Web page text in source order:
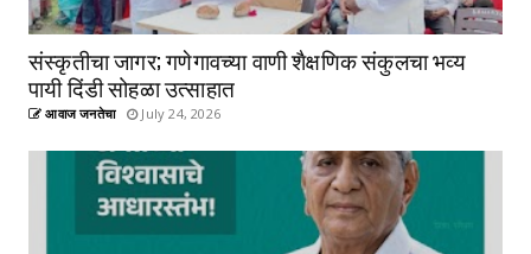
संस्कृतीचा जागर; गणेगावच्या वाणी शैक्षणिक संकुलचा भव्य
पायी दिंडी सोहळा उत्साहात
आवाज जनतेचा July 24, 2026